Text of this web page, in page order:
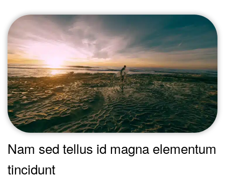
Nam sed tellus id magna elementum
tincidunt